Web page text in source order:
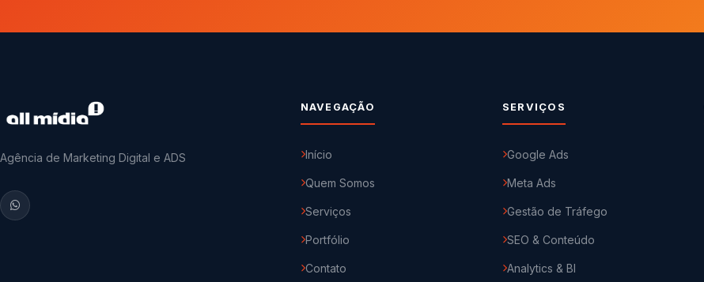
Agência de Marketing Digital e ADS
NAVEGAÇÃO
Início
Quem Somos
Serviços
Portfólio
Contato
SERVIÇOS
Google Ads
Meta Ads
Gestão de Tráfego
SEO & Conteúdo
Analytics & BI